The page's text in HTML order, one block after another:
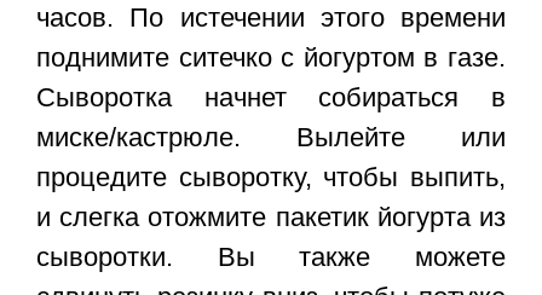
часов. По истечении этого времени
поднимите ситечко с йогуртом в газе.
Сыворотка начнет собираться в
миске/кастрюле. Вылейте или
процедите сыворотку, чтобы выпить,
и слегка отожмите пакетик йогурта из
сыворотки. Вы также можете